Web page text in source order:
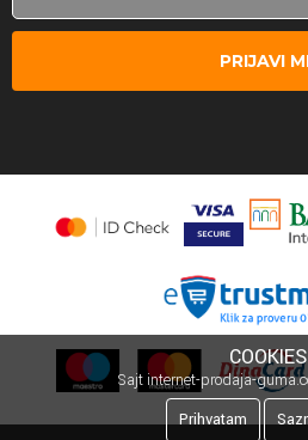
PRIJAVI
COOKIES
Sajt internet-prodaja-
Prihvatam